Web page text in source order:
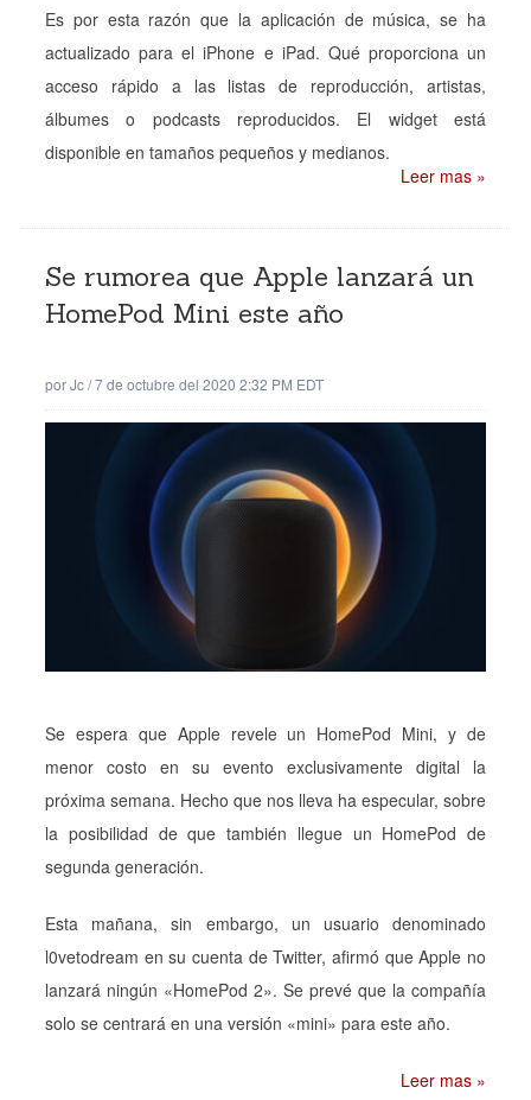
Es por esta razón que la aplicación de música, se ha
actualizado para el iPhone e iPad. Qué proporciona un
acceso rápido a las listas de reproducción, artistas,
álbumes o podcasts reproducidos. El widget está
disponible en tamaños pequeños y medianos.
Leer mas »
Se rumorea que Apple lanzará un
HomePod Mini este año
porJc/7 de octubre del 2020 2:32 PM EDT
Se espera que Apple revele un HomePod Mini, y de
menor costo en su evento exclusivamente digital la
próxima semana. Hecho que nos lleva ha especular, sobre
la posibilidad de que también llegue un HomePod de
segunda generación.
Esta mañana, sin embargo, un usuario denominado
l0vetodream en su cuenta de Twitter, afirmó que Apple no
lanzará ningún «HomePod 2». Se prevé que la compañía
solo se centrará en una versión «mini» para este año.
Leer mas »